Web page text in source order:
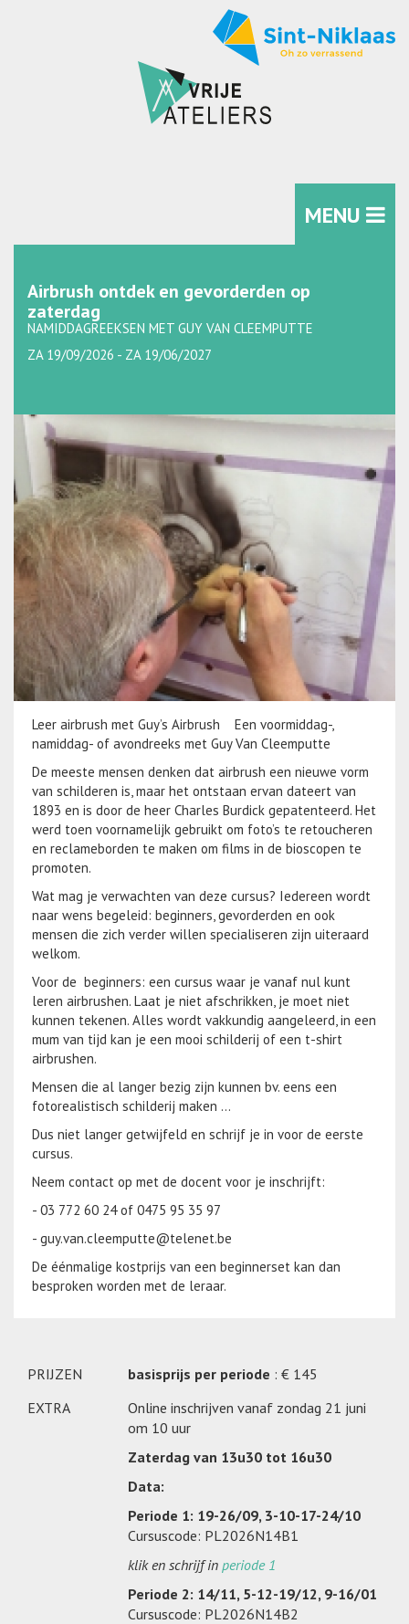
MENU
Airbrush ontdek en gevorderden op
zaterdag
NAMIDDAGREEKSEN MET GUY VAN CLEEMPUTTE
ZA 19/09/2026 - ZA 19/06/2027
Leer airbrush met Guy’s Airbrush Een voormiddag-,
namiddag- of avondreeks met Guy Van Cleemputte
De meeste mensen denken dat airbrush een nieuwe vorm
van schilderen is, maar het ontstaan ervan dateert van
1893 en is door de heer Charles Burdick gepatenteerd. Het
werd toen voornamelijk gebruikt om foto’s te retoucheren
en reclameborden te maken om films in de bioscopen te
promoten.
Wat mag je verwachten van deze cursus? Iedereen wordt
naar wens begeleid: beginners, gevorderden en ook
mensen die zich verder willen specialiseren zijn uiteraard
welkom.
Voor de beginners: een cursus waar je vanaf nul kunt
leren airbrushen. Laat je niet afschrikken, je moet niet
kunnen tekenen. Alles wordt vakkundig aangeleerd, in een
mum van tijd kan je een mooi schilderij of een t-shirt
airbrushen.
Mensen die al langer bezig zijn kunnen bv. eens een
fotorealistisch schilderij maken …
Dus niet langer getwijfeld en schrijf je in voor de eerste
cursus.
Neem contact op met de docent voor je inschrijft:
- 03 772 60 24 of 0475 95 35 97
- guy.van.cleemputte@telenet.be
De éénmalige kostprijs van een beginnerset kan dan
besproken worden met de leraar.
PRIJZEN basisprijs per periode : € 145
EXTRA
Online inschrijven vanaf zondag 21 juni
om 10 uur
Zaterdag van 13u30 tot 16u30
Data:
Periode 1: 19-26/09, 3-10-17-24/10
Cursuscode: PL2026N14B1
klik en schrijf in periode 1
Periode 2: 14/11, 5-12-19/12, 9-16/01
Cursuscode: PL2026N14B2